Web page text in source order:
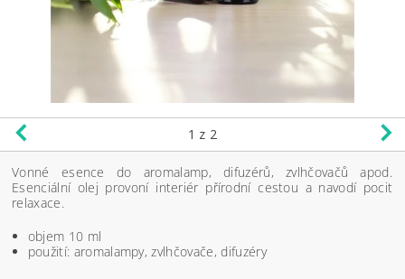
1 z 2
Vonné esence do aromalamp, difuzérů, zvlhčovačů apod.
Esenciální olej provoní interiér přírodní cestou a navodí pocit
relaxace.
objem 10 ml
použití: aromalampy, zvlhčovače, difuzéry